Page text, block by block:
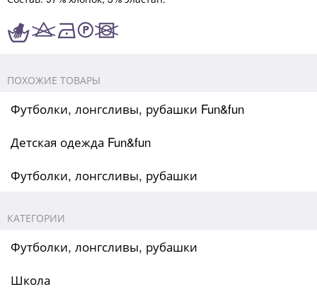
ПОХОЖИЕ ТОВАРЫ
Футболки, лонгсливы, рубашки Fun&fun
Детская одежда Fun&fun
Футболки, лонгсливы, рубашки
КАТЕГОРИИ
Футболки, лонгсливы, рубашки
Школа